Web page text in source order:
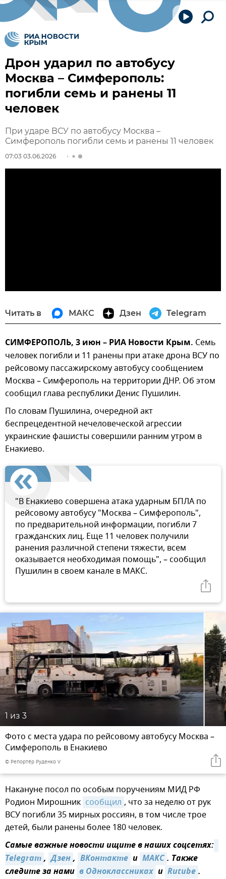
Дрон ударил по автобусу
Москва – Симферополь:
погибли семь и ранены 11
человек
При ударе ВСУ по автобусу Москва –
Симферополь погибли семь и ранены 11 человек
07:03 03.06.2026
Читать в МАКС Дзен Telegram
СИМФЕРОПОЛЬ, 3 июн – РИА Новости Крым. Семь
человек погибли и 11 ранены при атаке дрона ВСУ по
рейсовому пассажирскому автобусу сообщением
Москва – Симферополь на территории ДНР. Об этом
сообщил глава республики Денис Пушилин.
По словам Пушилина, очередной акт
беспрецедентной нечеловеческой агрессии
украинские фашисты совершили ранним утром в
Енакиево.
"В Енакиево совершена атака ударным БПЛА по
рейсовому автобусу "Москва – Симферополь",
по предварительной информации, погибли 7
гражданских лиц. Еще 11 человек получили
ранения различной степени тяжести, всем
оказывается необходимая помощь", – сообщил
Пушилин в своем канале в МАКС.
1 из 3
Фото с места удара по рейсовому автобусу Москва –
Симферополь в Енакиево
© Репортёр Руденко V
Накануне посол по особым поручениям МИД РФ
Родион Мирошник сообщил , что за неделю от рук
ВСУ погибли 35 мирных россиян, в том числе трое
детей, были ранены более 180 человек.
Самые важные новости ищите в наших соцсетях:
Telegram, Дзен, ВКонтакте и MAКС. Также
следите за нами в Одноклассниках и Rutube.